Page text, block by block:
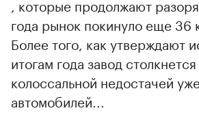
, которые продолжают
года рынок покинуло еще 36
Более того, как утверждают
итогам года завод
колоссальной недостачей
автомобилей...